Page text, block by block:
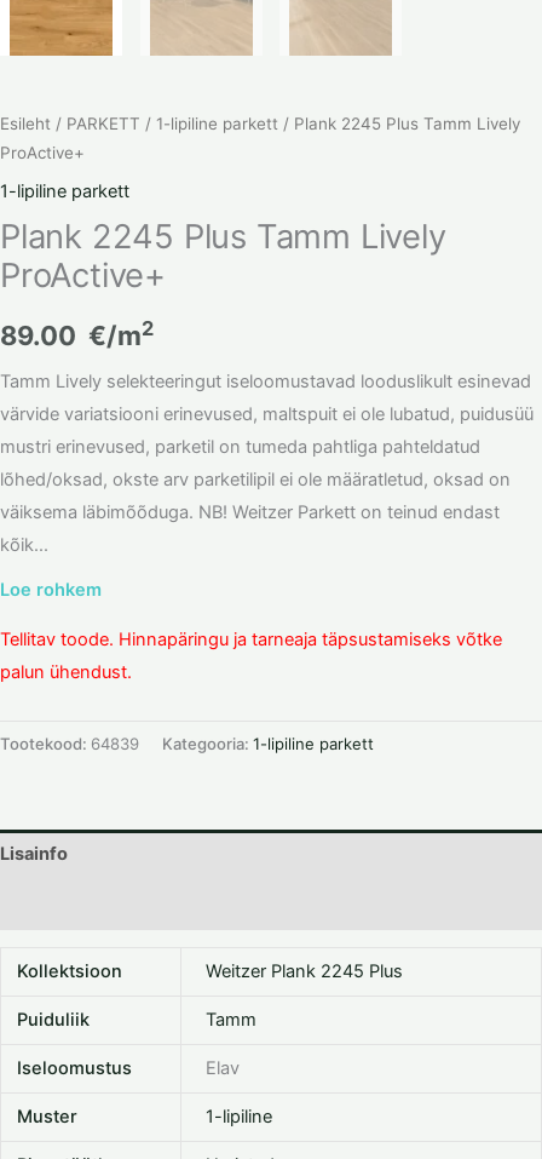
Esileht / PARKETT / 1-lipiline parkett / Plank 2245 Plus Tamm Lively
ProActive+
1-lipiline parkett
Plank 2245 Plus Tamm Lively
ProActive+
89.00 €/m2
Tamm Lively selekteeringut iseloomustavad looduslikult esinevad
värvide variatsiooni erinevused, maltspuit ei ole lubatud, puidusüü
mustri erinevused, parketil on tumeda pahtliga pahteldatud
lõhed/oksad, okste arv parketilipil ei ole määratletud, oksad on
väiksema läbimõõduga. NB! Weitzer Parkett on teinud endast
kõik...
Loe rohkem
Tellitav toode. Hinnapäringu ja tarneaja täpsustamiseks võtke
palun ühendust.
Tootekood: 64839 Kategooria: 1-lipiline parkett
Lisainfo
Kollektsioon Weitzer Plank 2245 Plus
Puiduliik Tamm
Iseloomustus Elav
Muster 1-lipiline